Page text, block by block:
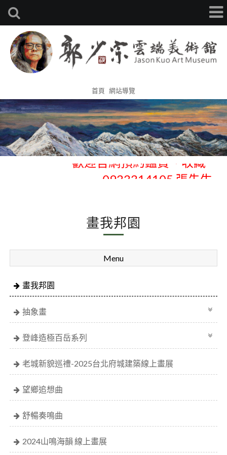
首頁 網站導覽
歡迎官網預約鑑賞、收藏 -
0933314105 張先生
畫我邦園
Menu
畫我邦園
抽象畫
登峰造極百岳系列
老城新貌巡禮-2025台北府城建築線上畫展
望鄉追想曲
舒暢奏鳴曲
2024山鳴海韻 線上畫展